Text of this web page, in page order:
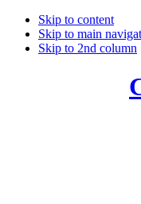
Skip to content
Skip to main
Skip to 2nd column